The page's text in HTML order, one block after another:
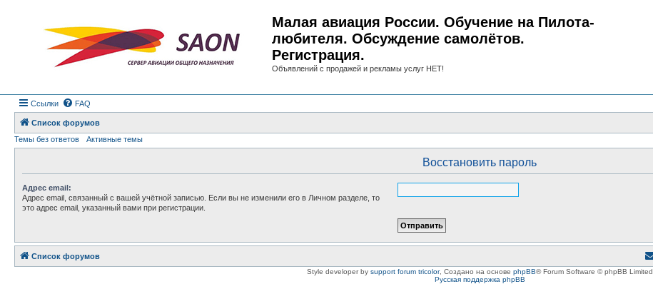
Малая авиация России. Обучение на Пилота-
любителя. Обсуждение самолётов.
Регистрация.
Объявлений с продажей и рекламы услуг НЕТ!
Ссылки FAQ
Список форумов
Темы без ответов
Активные темы
Восстановить пароль
Адрес email:
Адрес email, связанный с вашей учётной записью. Если вы не изменили его в Личном разделе, то
это адрес email, указанный вами при регистрации.
Список форумов
Style developer by support forum tricolor, Создано на основе phpBB® Forum Software © phpBB Limited
Русская поддержка phpBB